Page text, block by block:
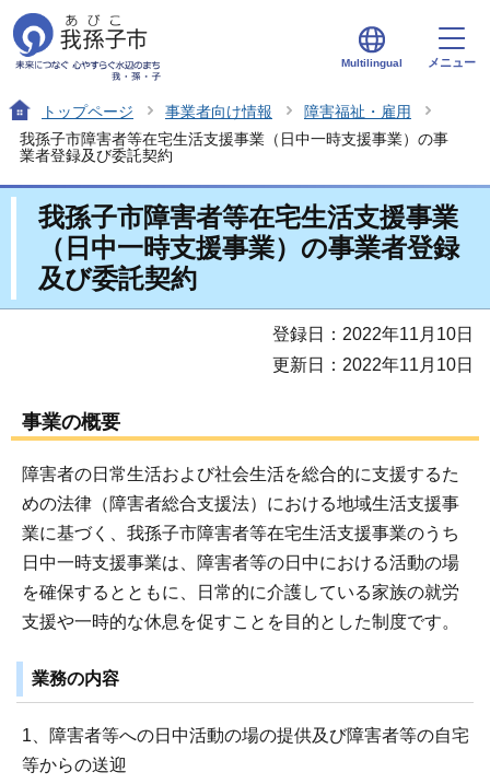
Multilingual メニュー
トップページ 事業者向け情報
障害福祉・雇用
我孫子市障害者等在宅生活支援事業（日中一時支援事業）の事
業者登録及び委託契約
我孫子市障害者等在宅生活支援事業
（日中一時支援事業）の事業者登録
及び委託契約
登録日：2022年11月10日
更新日：2022年11月10日
事業の概要
障害者の日常生活および社会生活を総合的に支援するた
めの法律（障害者総合支援法）における地域生活支援事
業に基づく、我孫子市障害者等在宅生活支援事業のうち
日中一時支援事業は、障害者等の日中における活動の場
を確保するとともに、日常的に介護している家族の就労
支援や一時的な休息を促すことを目的とした制度です。
業務の内容
1、障害者等への日中活動の場の提供及び障害者等の自宅
等からの送迎